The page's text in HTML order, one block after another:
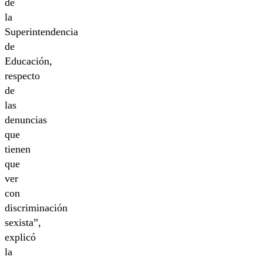
de
la
Superintendencia
de
Educación,
respecto
de
las
denuncias
que
tienen
que
ver
con
discriminación
sexista”,
explicó
la